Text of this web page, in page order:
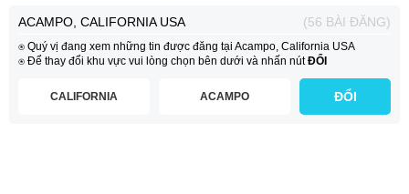
ACAMPO, CALIFORNIA USA (56 BÀI ĐĂNG)
⍟ Quý vị đang xem những tin được đăng tại Acampo, California USA
⍟ Để thay đổi khu vực vui lòng chọn bên dưới và nhấn nútĐỔI
CALIFORNIA ACAMPO ĐỔI